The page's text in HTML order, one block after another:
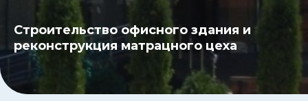
Строительство офисного здания и
реконструкция матрацного цеха